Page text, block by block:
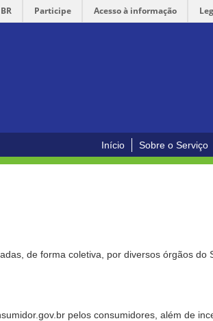
Participe Acesso à informação
Início Sobre o Serviço
de forma coletiva, por diversos órgãos do
pelos consumidores, além de